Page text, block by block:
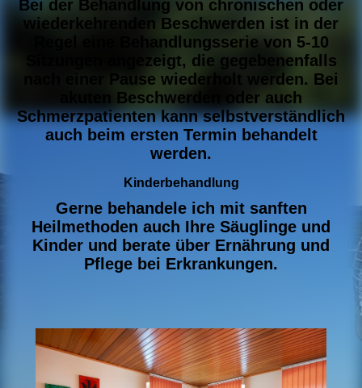
Bei der Behandlung von chronischen oder
wiederkehrenden Beschwerden ist in der
Regel eine Behandlungsserie von 5-10
Sitzungen angezeigt, die gegebenenfalls
nach einer Pause wiederholt werden. Bei
akuten Beschwerden oder auch
Schmerzpatienten kann selbstverständlich
auch beim ersten Termin behandelt
werden.
Kinderbehandlung
Gerne behandele ich mit sanften
Heilmethoden auch Ihre Säuglinge und
Kinder und berate über Ernährung und
Pflege bei Erkrankungen.